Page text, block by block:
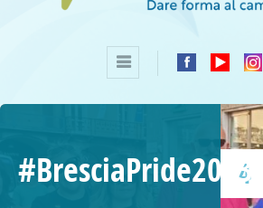
4
#BresciaPride2023